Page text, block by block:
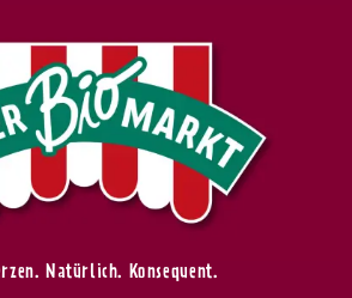
Natürlich. Konsequent.